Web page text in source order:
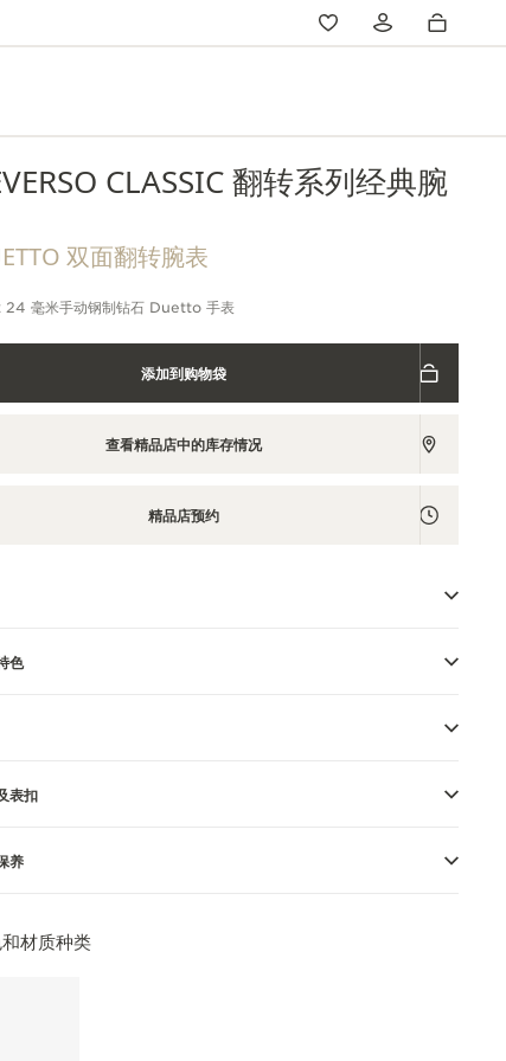
CLASSIC 翻转系列经典腕
双面翻转腕表
毫米手动钢制钻石 Duetto 手表
添加到购物袋
查看精品店中的库存情况
精品店预约
色
表扣
养
材质种类